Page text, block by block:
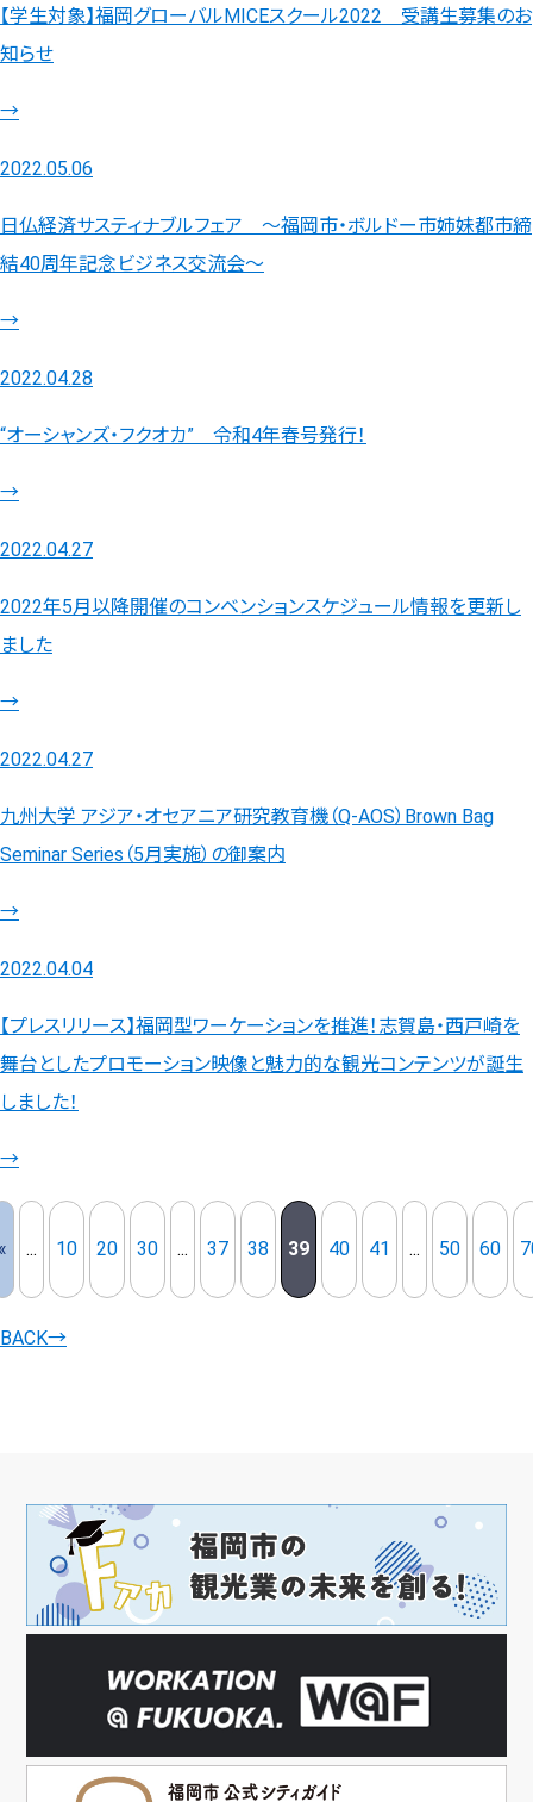
【学生対象】福岡グローバルMICEスクール2022 受講生募集のお
知らせ
→
2022.05.06
日仏経済サスティナブルフェア ～福岡市・ボルドー市姉妹都市締
結40周年記念ビジネス交流会～
→
2022.04.28
“オーシャンズ・フクオカ” 令和4年春号発行！
→
2022.04.27
2022年5月以降開催のコンベンションスケジュール情報を更新し
ました
→
2022.04.27
九州大学 アジア・オセアニア研究教育機（Q-AOS）Brown Bag
Seminar Series（5月実施）の御案内
→
2022.04.04
【プレスリリース】福岡型ワーケーションを推進！志賀島・西戸崎を
舞台としたプロモーション映像と魅力的な観光コンテンツが誕生
しました！
→
... 10 20 30 ... 37 38 39 40 41 ... 50 60
BACK→